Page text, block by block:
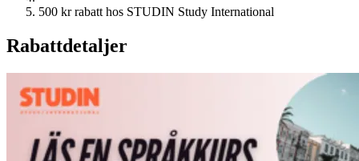
500 kr rabatt hos STUDIN Study International
Rabattdetaljer